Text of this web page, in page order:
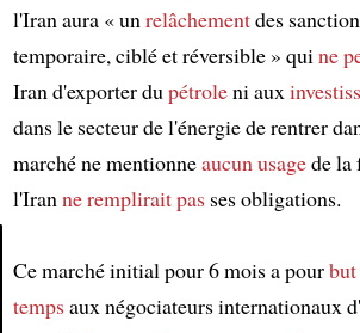
l'Iran aura « unrelâchementdes
temporaire, ciblé et réversible » quine
Iran d'exporter dupétroleni aux
dans le secteur de l'énergie de rentrer
marché ne mentionneaucun usagede la
l'Iranne remplirait passes obligations.
Ce marché initial pour 6 mois a pourbut
tempsaux négociateurs internationaux d'